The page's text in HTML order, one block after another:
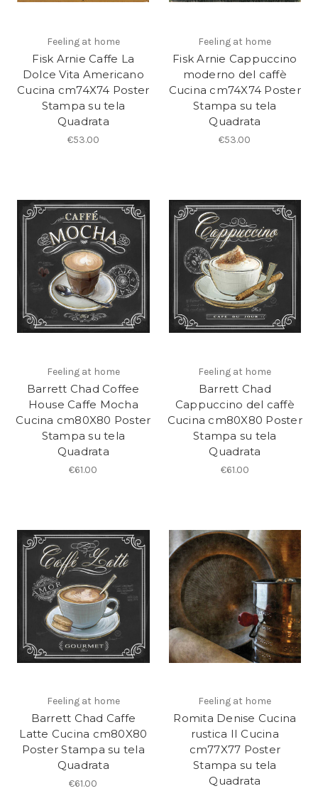
Feeling at home
Fisk Arnie Caffe La
Dolce Vita Americano
Cucina cm74X74 Poster
Stampa su tela
Quadrata
€53.00
Feeling at home
Fisk Arnie Cappuccino
moderno del caffè
Cucina cm74X74 Poster
Stampa su tela
Quadrata
€53.00
Feeling at home
Barrett Chad Coffee
House Caffe Mocha
Cucina cm80X80 Poster
Stampa su tela
Quadrata
€61.00
Feeling at home
Barrett Chad
Cappuccino del caffè
Cucina cm80X80 Poster
Stampa su tela
Quadrata
€61.00
Feeling at home
Barrett Chad Caffe
Latte Cucina cm80X80
Poster Stampa su tela
Quadrata
€61.00
Feeling at home
Romita Denise Cucina
rustica II Cucina
cm77X77 Poster
Stampa su tela
Quadrata